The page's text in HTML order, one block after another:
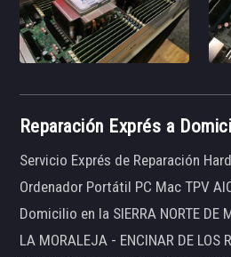
Reparación Exprés a
Servicio Exprés de Reparación
Ordenador Portátil PC Mac TPV
Domicilio en la SIERRA NORTE DE
LA MORALEJA - ENCINAR DE LOS